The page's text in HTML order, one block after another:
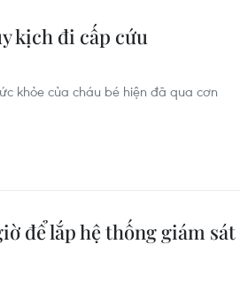
kịch đi cấp cứu
khỏe của cháu bé hiện đã qua cơn
để lắp hệ thống giám sát